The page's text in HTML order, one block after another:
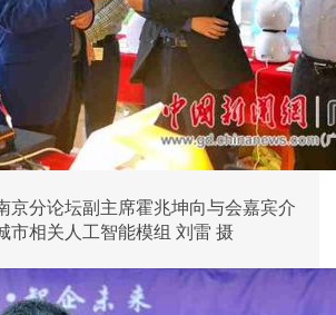
京分论坛副主席霍兆坤向与会嘉宾介
市相关人工智能模组 刘雷 摄